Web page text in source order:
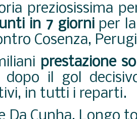
preziosissima
in 7 giorniper la
Cosenza,
prestazione
dopo il gol
in tutti i reparti.